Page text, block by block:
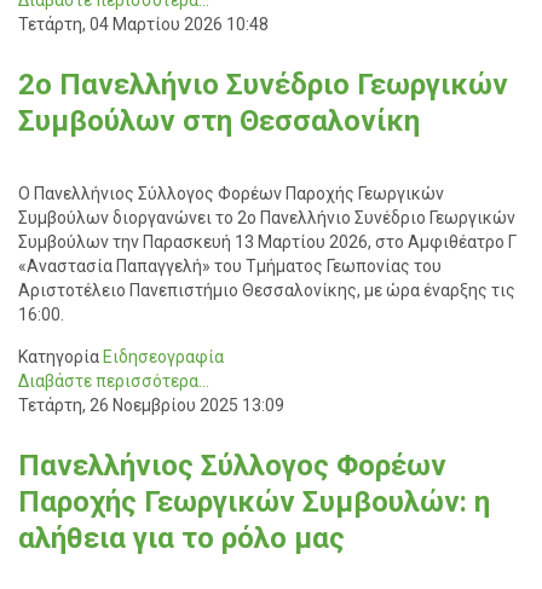
Τετάρτη, 04 Μαρτίου 2026 10:48
2ο Πανελλήνιο Συνέδριο Γεωργικών
Συμβούλων στη Θεσσαλονίκη
Ο Πανελλήνιος Σύλλογος Φορέων Παροχής Γεωργικών
Συμβούλωνδιοργανώνει το 2ο Πανελλήνιο Συνέδριο Γεωργικών
Συμβούλων την Παρασκευή 13 Μαρτίου 2026, στο Αμφιθέατρο Γ
«Αναστασία Παπαγγελή» του Τμήματος Γεωπονίας του
Αριστοτέλειο Πανεπιστήμιο Θεσσαλονίκης, με ώρα έναρξης τις
16:00.
Κατηγορία Ειδησεογραφία
Διαβάστε περισσότερα...
Τετάρτη, 26 Νοεμβρίου 2025 13:09
Πανελλήνιος Σύλλογος Φορέων
Παροχής Γεωργικών Συμβουλών: η
αλήθεια για το ρόλο μας